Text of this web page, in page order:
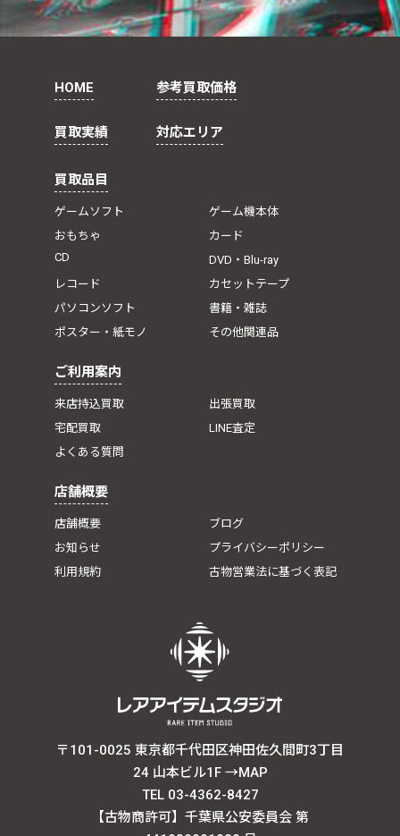
HOME 参考買取価格
買取実績 対応エリア
買取品目
ゲームソフト
ゲーム機本体
おもちゃ
カード
CD
DVD・Blu-ray
レコード
カセットテープ
パソコンソフト
書籍・雑誌
ポスター・紙モノ
その他関連品
ご利用案内
来店持込買取
出張買取
宅配買取
LINE査定
よくある質問
店舗概要
店舗概要
ブログ
お知らせ
プライバシーポリシー
利用規約
古物営業法に基づく表記
〒101-0025 東京都千代田区神田佐久間町3丁目
24 山本ビル1F →MAP
TEL 03-4362-8427
【古物商許可】千葉県公安委員会 第